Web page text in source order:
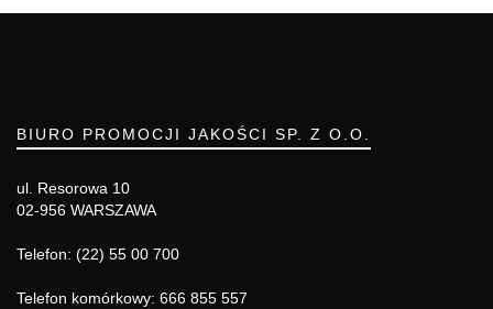
BIURO PROMOCJI JAKOŚCI SP. Z O.O.
ul. Resorowa 10
02-956 WARSZAWA
Telefon: (22) 55 00 700
Telefon komórkowy: 666 855 557